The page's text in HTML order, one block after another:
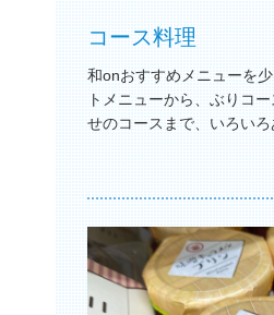
コース料理
和onおすすめメニューを
トメニューから、ぶりコ
せのコースまで、いろいろ